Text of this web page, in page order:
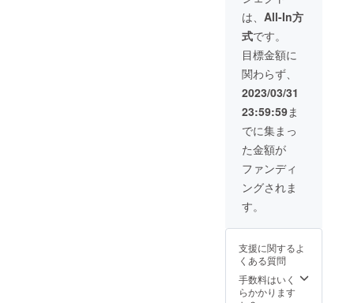
れる場
合がご
す。そ
の際に
はこち
らから
ご連絡
いたし
ます。
履いて
もっと
水泳を
楽しも
う！ ※
吸水
ショー
ありま
せん。
※通常の
サニタ
リー
ショー
ツとし
頂けま
す。
※2023
年6月以
降、順
次郵送
させて
いただ
きま
す。
みたい
という
方がも
しい
らっ
しゃい
ました
ら、こ
ちらの
リタ―
ンから
よろし
くお願
いいた
しま
プラン
10枚を
お試し
販売し
て頂く
は、 All-In方
式です。
目標金額に
関わらず、
2023/03/31
23:59:59ま
でに集まっ
た金額が
ファンディ
ングされま
す。
支援に関するよ
くある質問
手数料はいく
らかかります